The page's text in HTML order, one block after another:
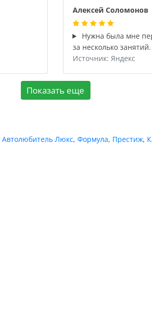
Алексей Соломонов
Нужна была мне
за несколько занятий.
Источник: Яндекс
Показать еще
Автолюбитель Люкс, Формула, Престиж,